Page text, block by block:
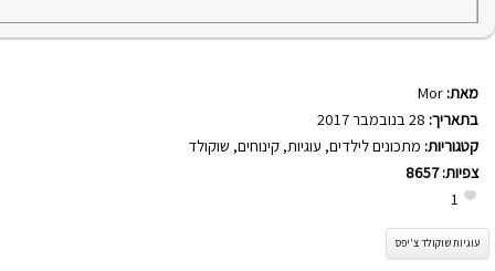
מאת: Mor
בתאריך:
קטגוריות: מתכונים לילדים, עוגיות, קינוחים, שוקולד
צפיות:8657
1
עוגיות שוקולד צ'יפס